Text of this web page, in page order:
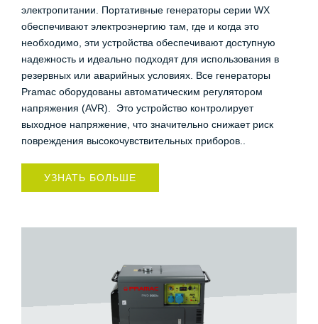
электропитании. Портативные генераторы серии WX
обеспечивают электроэнергию там, где и когда это
необходимо, эти устройства обеспечивают доступную
надежность и идеально подходят для использования в
резервных или аварийных условиях. Все генераторы
Pramac оборудованы автоматическим регулятором
напряжения (AVR). Это устройство контролирует
выходное напряжение, что значительно снижает риск
повреждения высокочувствительных приборов..
УЗНАТЬ БОЛЬШЕ